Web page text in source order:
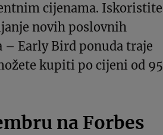
cijenama. Iskoristite
novih poslovnih
Early Bird ponuda traje
kupiti po cijeni od 95
na Forbes